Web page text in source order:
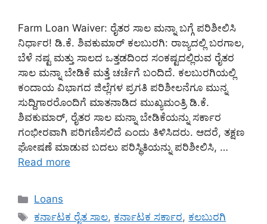
Farm Loan Waiver: ರೈತರ ಸಾಲ ಮನ್ನಾ ಬಗ್ಗೆ ಪರಿಶೀಲಿಸಿ
ನಿರ್ಧಾರ! ಡಿ.ಕೆ. ಶಿವಕುಮಾರ್ ಕಲಬುರಗಿ: ರಾಜ್ಯದಲ್ಲಿ ಬರಗಾಲ,
ಬೆಳೆ ನಷ್ಟ ಮತ್ತು ಸಾಲದ ಒತ್ತಡದಿಂದ ಸಂಕಷ್ಟದಲ್ಲಿರುವ ರೈತರ
ಸಾಲ ಮನ್ನಾ ಬೇಡಿಕೆ ಮತ್ತೆ ಚರ್ಚೆಗೆ ಬಂದಿದೆ. ಕಲಬುರಗಿಯಲ್ಲಿ
ಕಂದಾಯ ವಿಭಾಗದ ಜಿಲ್ಲೆಗಳ ಪ್ರಗತಿ ಪರಿಶೀಲನೆಗೂ ಮುನ್ನ
ಸುದ್ದಿಗಾರರೊಂದಿಗೆ ಮಾತನಾಡಿದ ಮುಖ್ಯಮಂತ್ರಿ ಡಿ.ಕೆ.
ಶಿವಕುಮಾರ್, ರೈತರ ಸಾಲ ಮನ್ನಾ ಬೇಡಿಕೆಯನ್ನು ಸರ್ಕಾರ
ಗಂಭೀರವಾಗಿ ಪರಿಗಣಿಸಲಿದೆ ಎಂದು ತಿಳಿಸಿದರು. ಆದರೆ, ತಕ್ಷಣ
ಘೋಷಣೆ ಮಾಡುವ ಬದಲು ಪರಿಸ್ಥಿತಿಯನ್ನು ಪರಿಶೀಲಿಸಿ, …
Read more
Categories
Loans
Tags
ಕರ್ನಾಟಕ ರೈತ ಸಾಲ, ಕರ್ನಾಟಕ ಸರ್ಕಾರ, ಕಲಬುರಗಿ